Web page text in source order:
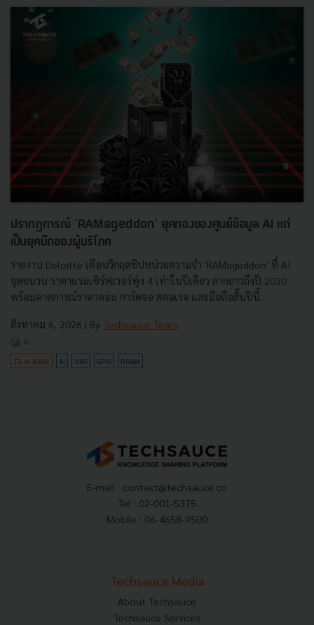
ปรากฏการณ์ ‘RAMageddon’ ยุคทองของศูนย์ข้อมูล AI แต่
เป็นยุคมืดของผู้บริโภค
รายงาน Deloitte เตือนวิกฤตชิปหน่วยความจำ 'RAMageddon' ที่ AI
จุดชนวน ราคาแรมเซิร์ฟเวอร์พุ่ง 4 เท่าในปีเดียว ลากยาวถึงปี 2030
พร้อมคาดการณ์ราคาคอม การ์ดจอ สตอเรจ และมือถือสิ้นปีนี้...
สิงหาคม 6, 2026 | By Techsauce Team
0
Tech & Biz AI SSD GPU DRAM
E-mail : contact@techsauce.co
Tel : 02-001-5375
Mobile : 06-4658-9500
Techsauce Media
About Techsauce
Techsauce Services